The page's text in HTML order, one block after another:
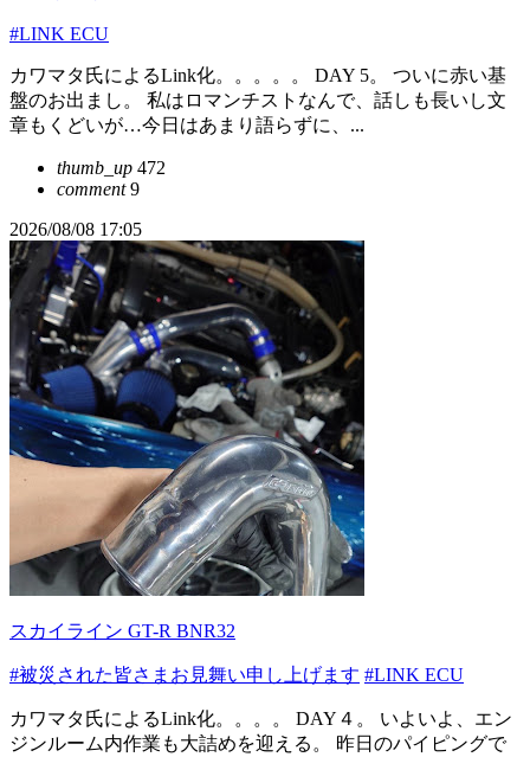
#LINK ECU
カワマタ氏によるLink化。。。。。 DAY 5。 ついに赤い基
盤のお出まし。 私はロマンチストなんで、話しも長いし文
章もくどいが…今日はあまり語らずに、...
thumb_up 472
comment9
2026/08/08 17:05
スカイライン GT-R BNR32
#被災された皆さまお見舞い申し上げます #LINK ECU
カワマタ氏によるLink化。。。。 DAY４。 いよいよ、エン
ジンルーム内作業も大詰めを迎える。 昨日のパイピングで